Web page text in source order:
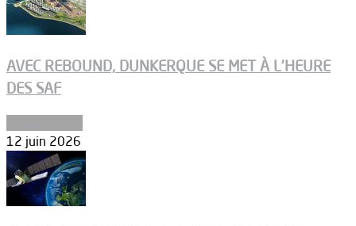
AVEC REBOUND, DUNKERQUE SE MET À L’HEURE
DES SAF
12 juin 2026